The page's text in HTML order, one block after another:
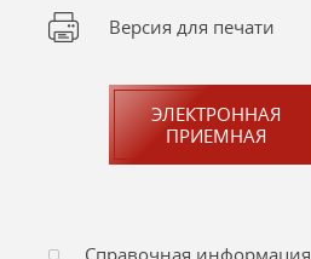
Версия для печати
ЭЛЕКТРОННАЯ
ПРИЕМНАЯ
Справочная информация